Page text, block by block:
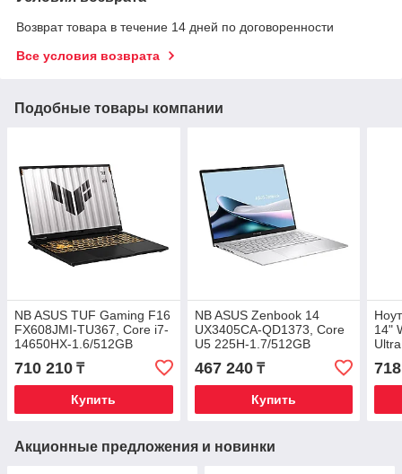
Возврат товара в течение 14 дней по договоренности
Все условия возврата
Подобные товары компании
NB ASUS TUF Gaming F16
FX608JMI-TU367, Core i7-
14650HX-1.6/512GB
SSD/16GB/RTX5060-
8GB/16" WUXGA, Dos
710 210 ₸
Купить
NB ASUS Zenbook 14
UX3405CA-QD1373, Core
U5 225H-1.7/512GB
SSD/16GB/14" WUXGA
Oled/Dos
467 240₸
Купить
14"
Акционные предложения и новинки